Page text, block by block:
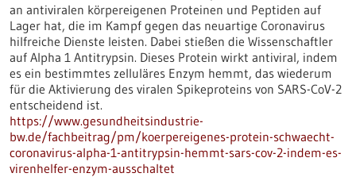
an antiviralen körpereigenen Proteinen und Peptiden auf
Lager hat, die im Kampf gegen das neuartige Coronavirus
hilfreiche Dienste leisten. Dabei stießen die Wissenschaftler
auf Alpha 1 Antitrypsin. Dieses Protein wirkt antiviral, indem
es ein bestimmtes zelluläres Enzym hemmt, das wiederum
für die Aktivierung des viralen Spikeproteins von SARS-CoV-2
entscheidend ist.
https://www.gesundheitsindustrie-
bw.de/fachbeitrag/pm/koerpereigenes-protein-schwaecht-
coronavirus-alpha-1-antitrypsin-hemmt-sars-cov-2-indem-es-
virenhelfer-enzym-ausschaltet